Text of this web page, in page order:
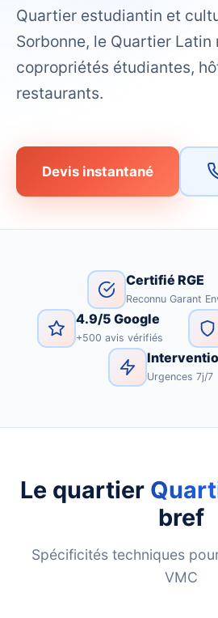
Quartier estudiantin et
Sorbonne, le Quartier Latin
copropriétés étudiantes,
restaurants.
Devis instantané
Certifié RGE
Reconnu Garant
4.9/5 Google
+500 avis vérifiés
Urgences 7j/7
Le quartier
bref
Spécificités techniques
VMC